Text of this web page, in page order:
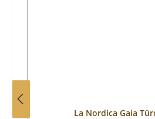
La Nordica Gaia